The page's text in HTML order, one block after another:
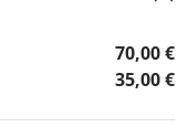
70,00 €
35,00 €